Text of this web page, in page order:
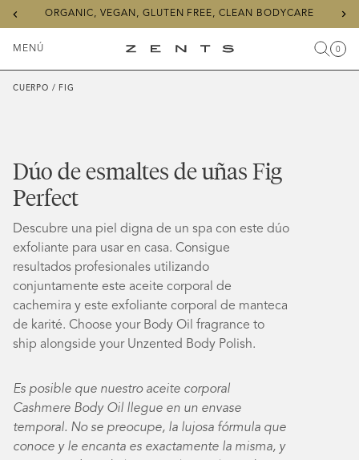
ORGANIC, VEGAN, GLUTEN FREE, CLEAN BODYCARE
Previous
slide
MENÚ
menú
ZENTS Buscar
0
CUERPO / FIG
Dúo de esmaltes de uñas Fig
Perfect
Descubre una piel digna de un spa con este dúo
exfoliante para usar en casa. Consigue
resultados profesionales utilizando
conjuntamente este aceite corporal de
cachemira y este exfoliante corporal de manteca
de karité. Choose your Body Oil fragrance to
ship alongside your Unzented Body Polish.
Es posible que nuestro aceite corporal
Cashmere Body Oil llegue en un envase
temporal. No se preocupe, la lujosa fórmula que
conoce y le encanta es exactamente la misma, y